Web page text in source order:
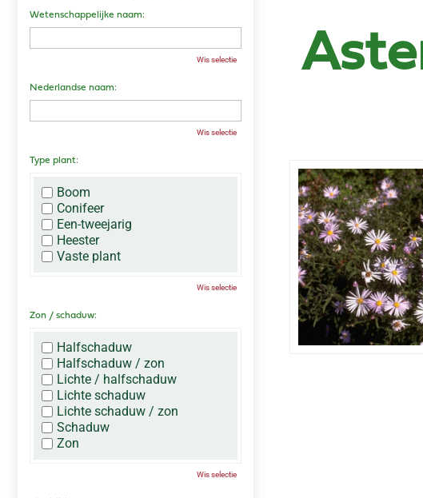
Wetenschappelijke naam:
Wis selectie
Nederlandse naam:
Wis selectie
Type plant:
Boom
Conifeer
Een-tweejarig
Heester
Vaste plant
Wis selectie
Zon / schaduw:
Halfschaduw
Halfschaduw / zon
Lichte / halfschaduw
Lichte schaduw
Lichte schaduw / zon
Schaduw
Zon
Wis selectie